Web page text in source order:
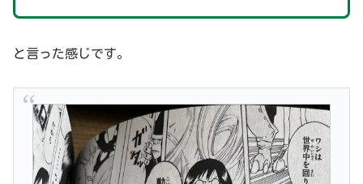
と言った感じです。